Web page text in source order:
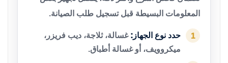
المعلومات البسيطة قبل تسجيل طلب الصيانة.
1 حدد نوع الجهاز: غسالة، ثلاجة، ديب فريزر،
ميكروويف، أو غسالة أطباق.